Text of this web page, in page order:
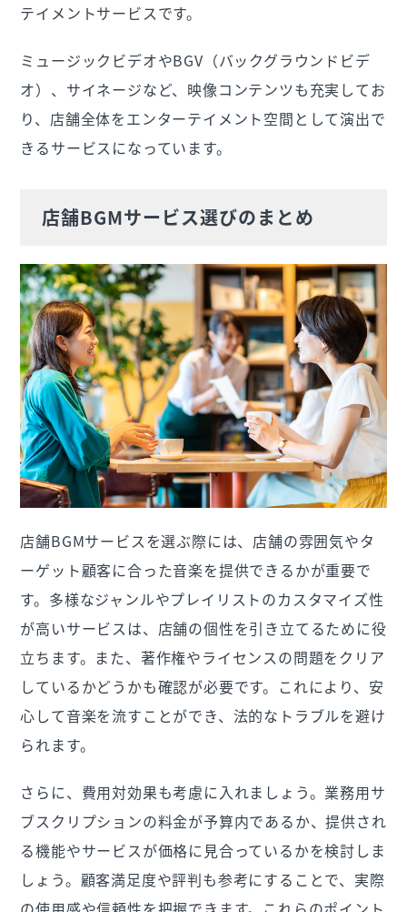
テイメントサービスです。
ミュージックビデオやBGV（バックグラウンドビデ
オ）、サイネージなど、映像コンテンツも充実してお
り、店舗全体をエンターテイメント空間として演出で
きるサービスになっています。
店舗BGMサービス選びのまとめ
店舗BGMサービスを選ぶ際には、店舗の雰囲気やタ
ーゲット顧客に合った音楽を提供できるかが重要で
す。多様なジャンルやプレイリストのカスタマイズ性
が高いサービスは、店舗の個性を引き立てるために役
立ちます。また、著作権やライセンスの問題をクリア
しているかどうかも確認が必要です。これにより、安
心して音楽を流すことができ、法的なトラブルを避け
られます。
さらに、費用対効果も考慮に入れましょう。業務用サ
ブスクリプションの料金が予算内であるか、提供され
る機能やサービスが価格に見合っているかを検討しま
しょう。顧客満足度や評判も参考にすることで、実際